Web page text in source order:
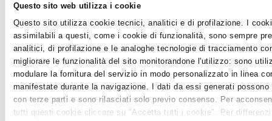
Questo sito web utilizza i cookie
Questo sito utilizza cookie tecnici, analitici e di profilazione. I
assimilabili a questi, come i cookie di funzionalità, sono sempre
analitici, di profilazione e le analoghe tecnologie di tracciamento
migliorare le funzionalità del sito monitorandone l'utilizzo: sono
modulare la fornitura del servizio in modo personalizzato in linea
manifestate durante la navigazione. I dati da essi generati
con terze parti e sono rilasciati solo previo consenso. Per
tutti questi cookie cliccare su "Accetta tutti i cookie". Per